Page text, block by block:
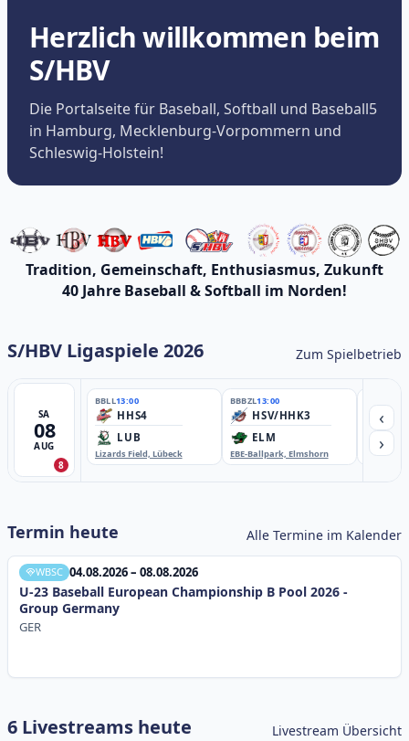
Herzlich willkommen beim
S/HBV
Die Portalseite für Baseball, Softball und Baseball5
in Hamburg, Mecklenburg-Vorpommern und
Schleswig-Holstein!
Tradition, Gemeinschaft, Enthusiasmus, Zukunft
40 Jahre Baseball & Softball im Norden!
S/HBV Ligaspiele 2026 Zum Spielbetrieb
SA
08
AUG
8
BBLL13:00
HHS4
LUB
Lizards Field, Lübeck
BBBZL13:00
HSV/HHK3
ELM
EBE-Ballpark, Elmshorn
‹
›
Termin heute Alle Termine im Kalender
WBSC 04.08.2026 – 08.08.2026
U-23 Baseball European Championship B Pool 2026 -
Group Germany
GER
6 Livestreams heute Livestream Übersicht